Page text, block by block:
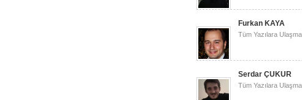
Furkan KAYA
Tüm Yazılara
Serdar ÇUKUR
Tüm Yazılara